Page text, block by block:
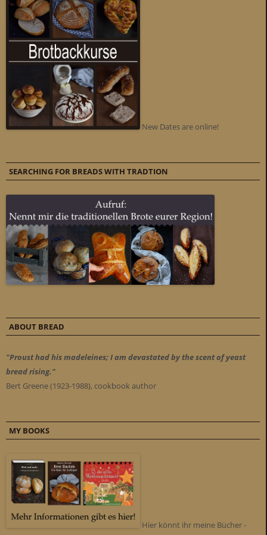
New Dates are online!
SEARCHING FOR BREADS WITH TRADTION
ABOUT BREAD
"Proust had his madeleines; I am devastated by the scent of yeast
bread rising."
Bert Greene (1923-1988), cookbook author
MY BOOKS
Hier könnt ihr meine Bücher -